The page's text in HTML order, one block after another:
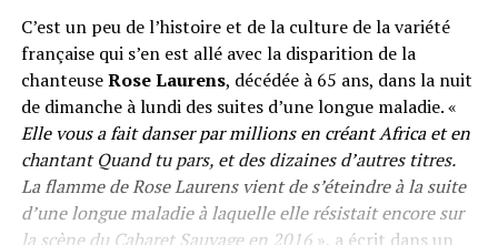
C’est un peu de l’histoire et de la culture de la variété
française qui s’en est allé avec la disparition de la
chanteuseRose Laurens, décédée à 65 ans, dans la nuit
de dimanche à lundi des suites d’une longue maladie. «
Elle vous a fait danser par millions en créant Africa et en
chantant Quand tu pars, et des dizaines d’autres titres.
La flamme de Rose Laurens vient de s’éteindre à la suite
d’une longue maladie à laquelle elle résistait encore sur
la scène du Cabaret Sauvage en 2016», a écrit dans un